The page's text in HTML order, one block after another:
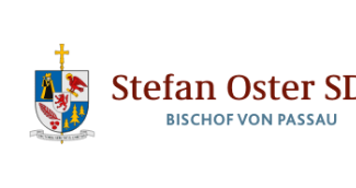
Stefan
Oster
SDB